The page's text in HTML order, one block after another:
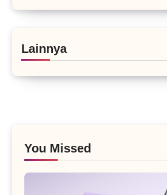
Lainnya
You Missed